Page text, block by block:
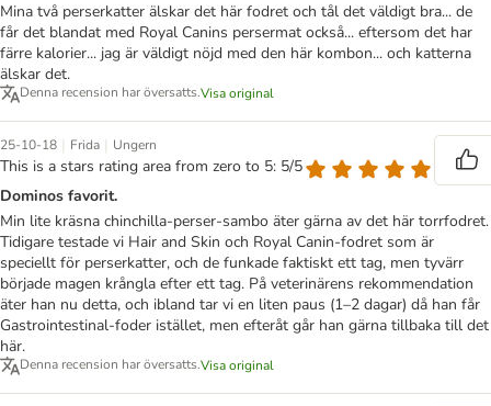
Mina två perserkatter älskar det här fodret och tål det väldigt bra... de
får det blandat med Royal Canins persermat också... eftersom det har
färre kalorier... jag är väldigt nöjd med den här kombon... och katterna
älskar det.
Denna recension har översatts.Visa original
25-10-18 | Frida | Ungern
This is a stars rating area from zero to 5: 5/5
Dominos favorit.
Min lite kräsna chinchilla-perser-sambo äter gärna av det här torrfodret.
Tidigare testade vi Hair and Skin och Royal Canin-fodret som är
speciellt för perserkatter, och de funkade faktiskt ett tag, men tyvärr
började magen krångla efter ett tag. På veterinärens rekommendation
äter han nu detta, och ibland tar vi en liten paus (1–2 dagar) då han får
Gastrointestinal-foder istället, men efteråt går han gärna tillbaka till det
här.
Denna recension har översatts.Visa original